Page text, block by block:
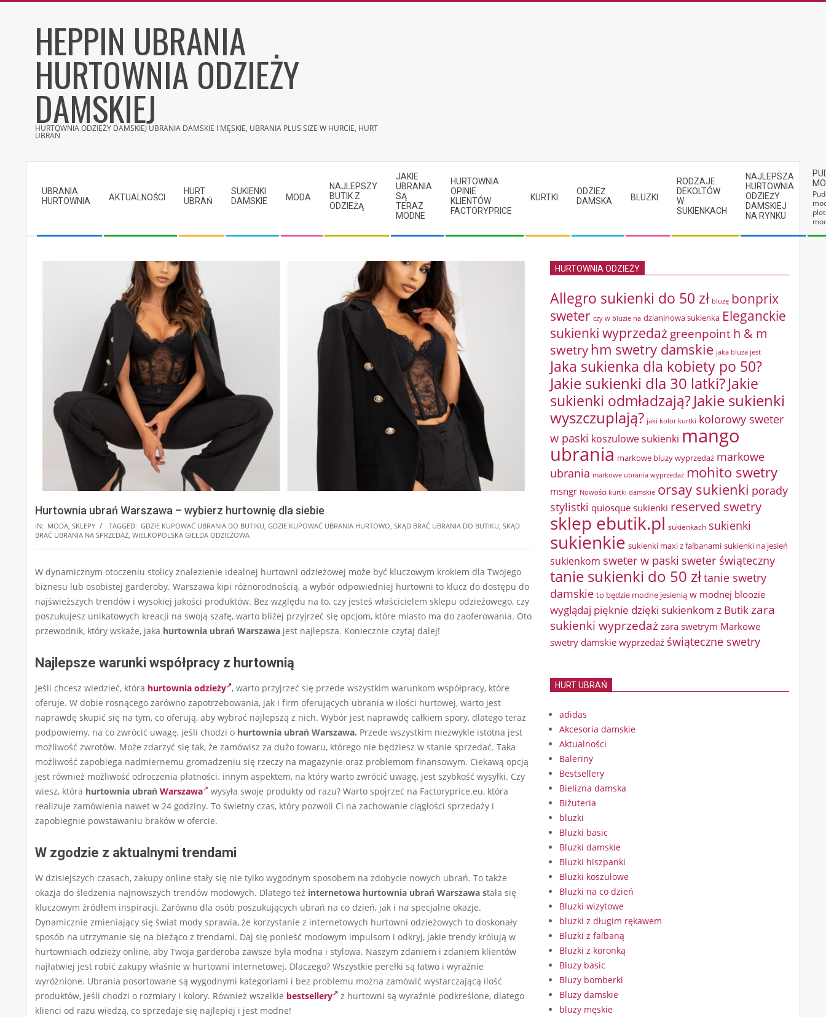
HEPPIN UBRANIA
HURTOWNIA ODZIEŻY
DAMSKIEJ
HURTOWNIA ODZIEŻY DAMSKIEJ UBRANIA DAMSKIE I MĘSKIE, UBRANIA PLUS SIZE W HURCIE, HURT
UBRAŃ
Menu
UBRANIA
HURTOWNIA
AKTUALNOŚCI
HURT
UBRAŃ
SUKIENKI
DAMSKIE
MODA
NAJLEPSZY
BUTIK Z
ODZIEŻĄ
JAKIE
UBRANIA
SĄ
TERAZ
MODNE
HURTOWNIA
OPINIE
KLIENTÓW
FACTORYPRICE
KURTKI
ODZIEŻ
DAMSKA
BLUZKI
RODZAJE
DEKOLTÓW
W
SUKIENKACH
NAJLEPSZA
HURTOWNIA
ODZIEŻY
DAMSKIEJ
NA RYNKU
Hurtownia ubrań Warszawa – wybierz hurtownię dla siebie
IN: MODA SKLEPY TAGGED: GDZIE KUPOWAĆ UBRANIA DO BUTIKU GDZIE KUPOWAĆ UBRANIA HURTOWO SKĄD BRAĆ UBRANIA DO BUTIKU SKĄD
BRAĆ UBRANIA NA SPRZEDAŻ WIELKOPOLSKA GIEŁDA ODZIEŻOWA
W dynamicznym otoczeniu stolicy znalezienie idealnej hurtowni odzieżowej może być kluczowym krokiem dla Twojego
biznesu lub osobistej garderoby. Warszawa kipi różnorodnością, a wybór odpowiedniej hurtowni to klucz do dostępu do
najświeższych trendów i wysokiej jakości produktów. Bez względu na to, czy jesteś właścicielem sklepu odzieżowego, czy
poszukujesz unikatowych kreacji na swoją szafę, warto bliżej przyjrzeć się opcjom, które miasto ma do zaoferowania. Oto
przewodnik, który wskaże, jaka hurtownia ubrań Warszawa jest najlepsza. Koniecznie czytaj dalej!
Najlepsze warunki współpracy z hurtownią
Jeśli chcesz wiedzieć, która hurtownia odzieży , warto przyjrzeć się przede wszystkim warunkom współpracy, które
oferuje. W dobie rosnącego zarówno zapotrzebowania, jak i firm oferujących ubrania w ilości hurtowej, warto jest
naprawdę skupić się na tym, co oferują, aby wybrać najlepszą z nich. Wybór jest naprawdę całkiem spory, dlatego teraz
podpowiemy, na co zwrócić uwagę, jeśli chodzi o hurtownia ubrań Warszawa. Przede wszystkim niezwykle istotna jest
możliwość zwrotów. Może zdarzyć się tak, że zamówisz za dużo towaru, którego nie będziesz w stanie sprzedać. Taka
możliwość zapobiega nadmiernemu gromadzeniu się rzeczy na magazynie oraz problemom finansowym. Ciekawą opcją
jest również możliwość odroczenia płatności. innym aspektem, na który warto zwrócić uwagę, jest szybkość wysyłki. Czy
wiesz, która hurtownia ubrań Warszawa
wysyła swoje produkty od razu? Warto spojrzeć na Factoryprice.eu, która
realizuje zamówienia nawet w 24 godziny. To świetny czas, który pozwoli Ci na zachowanie ciągłości sprzedaży i
zapobiegnie powstawaniu braków w ofercie.
W zgodzie z aktualnymi trendami
W dzisiejszych czasach, zakupy online stały się nie tylko wygodnym sposobem na zdobycie nowych ubrań. To także
okazja do śledzenia najnowszych trendów modowych. Dlatego też internetowa hurtownia ubrań Warszawa stała się
kluczowym źródłem inspiracji. Zarówno dla osób poszukujących ubrań na co dzień, jak i na specjalne okazje.
Dynamicznie zmieniający się świat mody sprawia, że korzystanie z internetowych hurtowni odzieżowych to doskonały
sposób na utrzymanie się na bieżąco z trendami. Daj się ponieść modowym impulsom i odkryj, jakie trendy królują w
hurtowniach odzieży online, aby Twoja garderoba zawsze była modna i stylowa. Naszym zdaniem i zdaniem klientów
najłatwiej jest robić zakupy właśnie w hurtowni internetowej. Dlaczego? Wszystkie perełki są łatwo i wyraźnie
wyróżnione. Ubrania posortowane są wygodnymi kategoriami i bez problemu można zamówić wystarczającą ilość
produktów, jeśli chodzi o rozmiary i kolory. Również wszelkie bestsellery z hurtowni są wyraźnie podkreślone, dlatego
klienci od razu wiedzą, co sprzedaje się najlepiej i jest modne!
HURTOWNIA ODZIEŻY
Allegro sukienki do 50 zł bluzę bonprix
sweter czy w bluzie na dzianinowa sukienka Eleganckie
sukienki wyprzedaż greenpointh & m
swetryhm swetry damskie jaka bluza jest
Jaka sukienka dla kobiety po 50?
Jakie sukienki dla 30 latki?Jakie
sukienki odmładzają?Jakie sukienki
wyszczuplają? jaki kolor kurtki kolorowy sweter
w paski koszulowe sukienki mango
ubrania markowe bluzy wyprzedaż markowe
ubrania markowe ubrania wyprzedaż mohito swetry
msngr Nowości kurtki damskie orsay sukienki porady
stylistki quiosque sukienki reserved swetry
sklep ebutik.pl sukienkach sukienki
sukienkie sukienki maxi z falbanami sukienki na jesień
sukienkom sweter w paski sweter świąteczny
tanie sukienki do 50 złtanie swetry
damskie to będzie modne jesienią w modnej bloozie
wyglądaj pięknie dzięki sukienkom z Butikzara
sukienki wyprzedażzara swetrym Markowe
swetry damskie wyprzedaż świąteczne swetry
HURT UBRAŃ
adidas
Akcesoria damskie
Aktualności
Baleriny
Bestsellery
Bielizna damska
Biżuteria
bluzki
Bluzki basic
Bluzki damskie
Bluzki hiszpanki
Bluzki koszulowe
Bluzki na co dzień
Bluzki wizytowe
bluzki z długim rękawem
Bluzki z falbaną
Bluzki z koronką
Bluzy basic
Bluzy bomberki
Bluzy damskie
bluzy męskie